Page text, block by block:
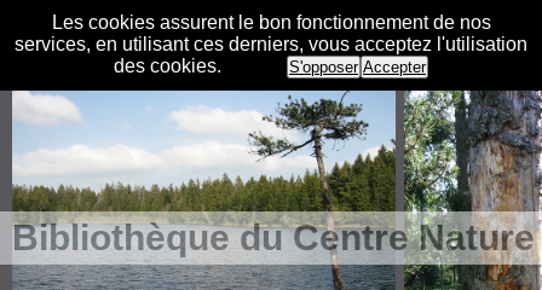
Les cookies assurent le bon fonctionnement de nos
services, en utilisant ces derniers, vous acceptez l'utilisation
des cookies.
S'opposer Accepter
Bibliothèque du Centre